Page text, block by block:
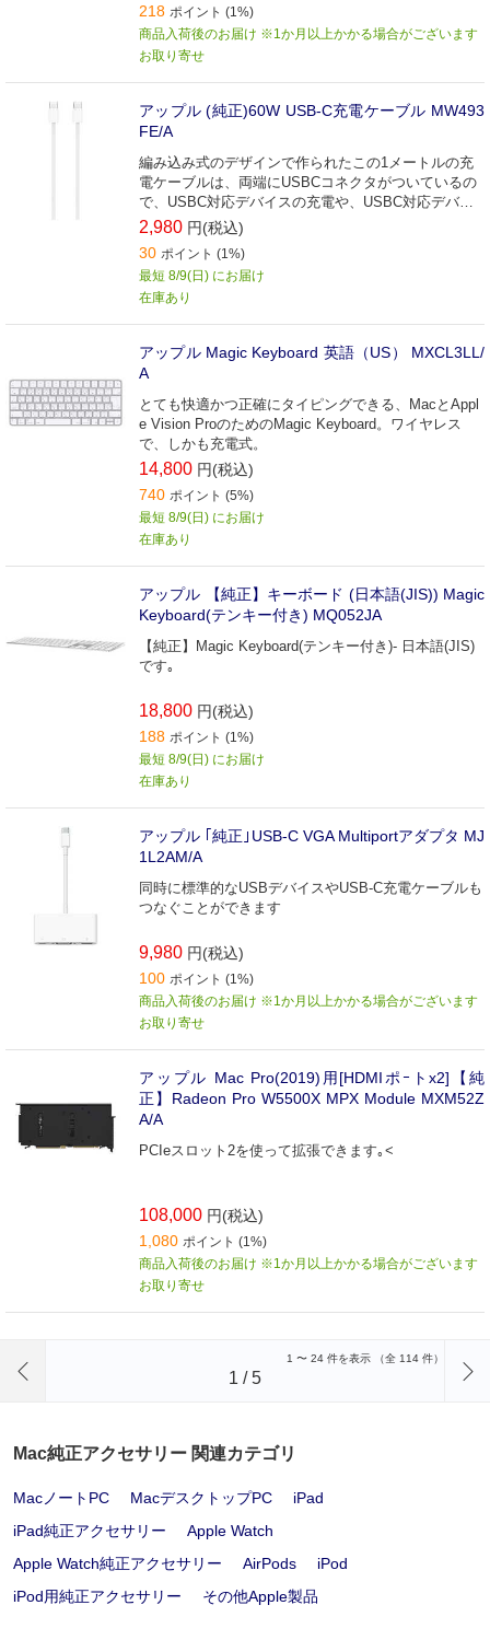
218 ポイント (1%)
商品入荷後のお届け ※1か月以上かかる場合がございます
お取り寄せ
アップル (純正)60W USB-C充電ケーブル MW493
FE/A
編み込み式のデザインで作られたこの1メートルの充
電ケーブルは、両端にUSBCコネクタがついているの
で、USBC対応デバイスの充電や、USBC対応デバイ
ス間での同期とデータ転送に最適です。
2,980 円(税込)
30 ポイント (1%)
最短 8/9(日) にお届け
在庫あり
アップル Magic Keyboard 英語（US） MXCL3LL/
A
とても快適かつ正確にタイピングできる、MacとAppl
e Vision ProのためのMagic Keyboard。ワイヤレス
で、しかも充電式。
14,800 円(税込)
740 ポイント (5%)
最短 8/9(日) にお届け
在庫あり
アップル 【純正】キーボード (日本語(JIS)) Magic
Keyboard(テンキー付き) MQ052JA
【純正】Magic Keyboard(テンキー付き)- 日本語(JIS)
です｡
18,800 円(税込)
188 ポイント (1%)
最短 8/9(日) にお届け
在庫あり
アップル ｢純正｣USB-C VGA Multiportアダプタ MJ
1L2AM/A
同時に標準的なUSBデバイスやUSB-C充電ケーブルも
つなぐことができます
9,980 円(税込)
100 ポイント (1%)
商品入荷後のお届け ※1か月以上かかる場合がございます
お取り寄せ
アップル Mac Pro(2019)用[HDMIポｰトx2]【純
正】Radeon Pro W5500X MPX Module MXM52Z
A/A
PCIeスロット2を使って拡張できます｡<
108,000 円(税込)
1,080 ポイント (1%)
商品入荷後のお届け ※1か月以上かかる場合がございます
お取り寄せ
1 〜 24 件を表示 （全 114 件）
1 /5
Mac純正アクセサリー 関連カテゴリ
MacノートPC MacデスクトップPC
iPad
iPad純正アクセサリー
Apple Watch
Apple Watch純正アクセサリー
AirPods
iPod
iPod用純正アクセサリー
その他Apple製品